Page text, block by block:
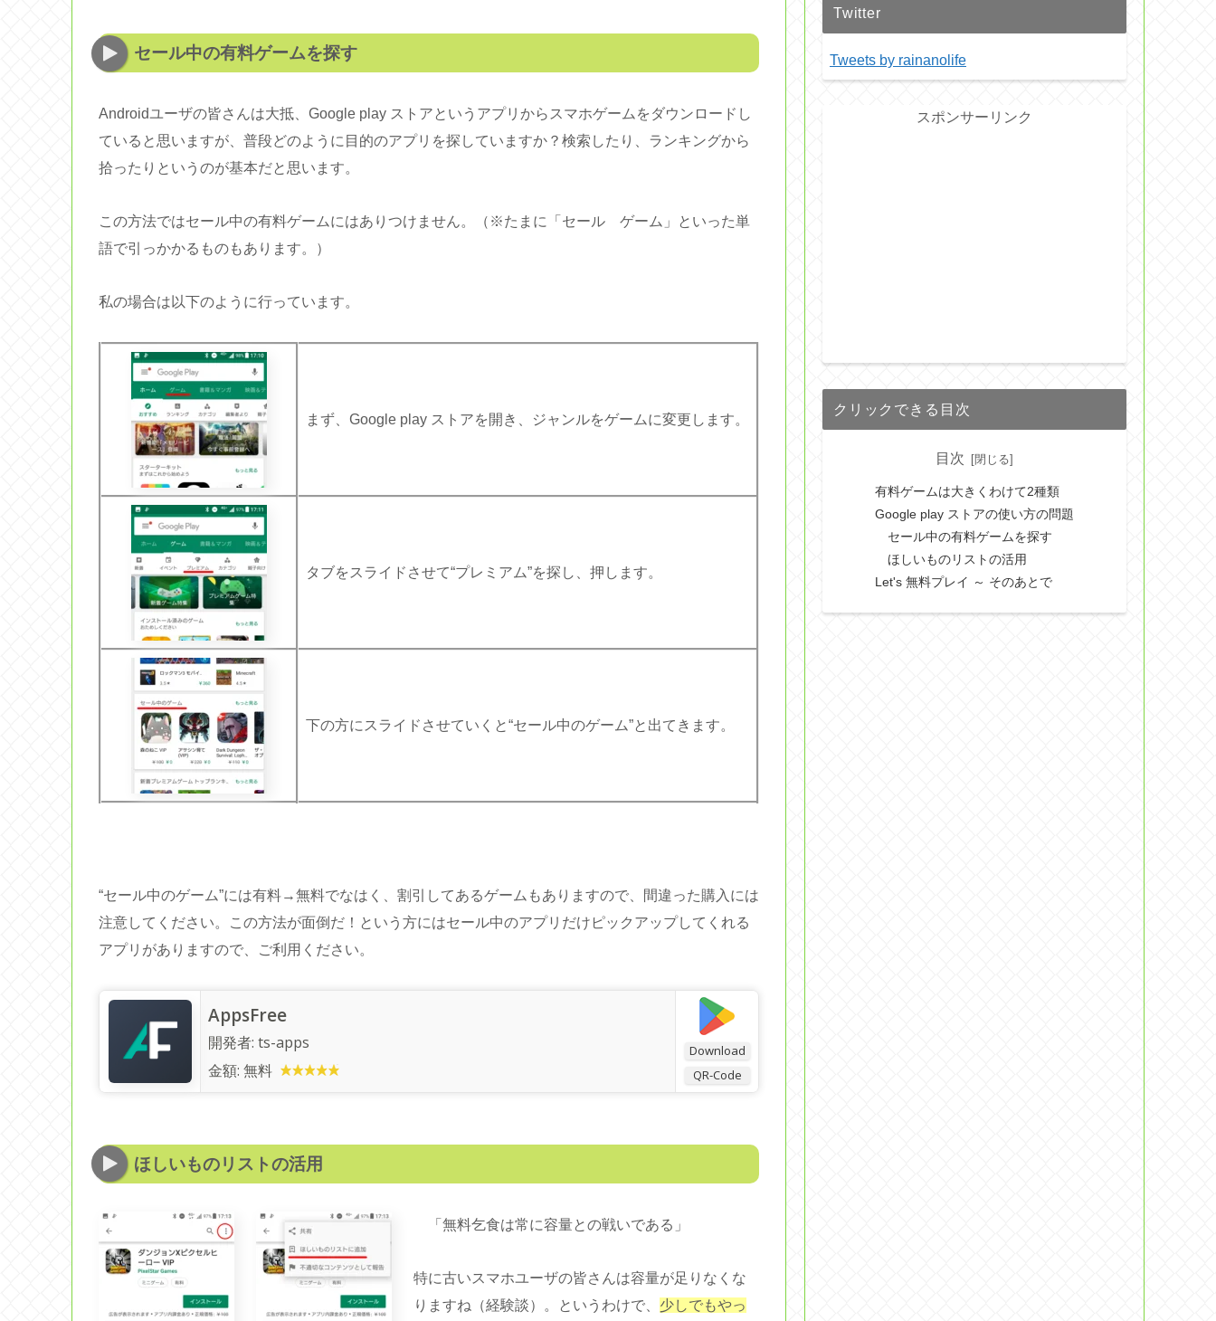
セール中の有料ゲームを探す
Androidユーザの皆さんは大抵、Google play ストアというアプリからスマホゲームをダウンロードし
ていると思いますが、普段どのように目的のアプリを探していますか？検索したり、ランキングから
拾ったりというのが基本だと思います。
この方法ではセール中の有料ゲームにはありつけません。（※たまに「セール ゲーム」といった単
語で引っかかるものもあります。）
私の場合は以下のように行っています。
まず、Google play ストアを開き、ジャンルをゲームに変更します。
タブをスライドさせて“プレミアム”を探し、押します。
下の方にスライドさせていくと“セール中のゲーム”と出てきます。
“セール中のゲーム”には有料→無料でなはく、割引してあるゲームもありますので、間違った購入には
注意してください。この方法が面倒だ！という方にはセール中のアプリだけピックアップしてくれる
アプリがありますので、ご利用ください。
Download
QR-Code
AppsFree
開発者: ts-apps
金額: 無料
ほしいものリストの活用
「無料乞食は常に容量との戦いである」
特に古いスマホユーザの皆さんは容量が足りなくな
りますね（経験談）。というわけで、 少しでもやっ
Twitter
Tweets by rainanolife
スポンサーリンク
クリックできる目次
目次
有料ゲームは大きくわけて2種類
Google play ストアの使い方の問題
セール中の有料ゲームを探す
ほしいものリストの活用
Let's 無料プレイ ～ そのあとで